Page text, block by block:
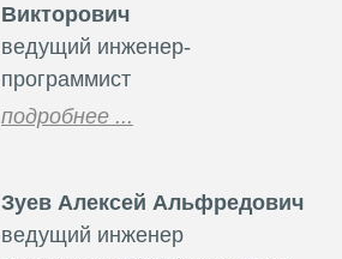
Викторович
ведущий инженер-
программист
подробнее ...
Зуев Алексей Альфредович
ведущий инженер